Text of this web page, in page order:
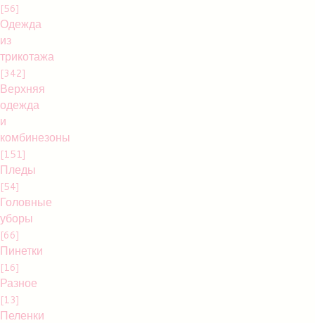
[56]
Одежда
из
трикотажа
[342]
Верхняя
одежда
и
комбинезоны
[151]
Пледы
[54]
Головные
уборы
[66]
Пинетки
[16]
Разное
[13]
Пеленки